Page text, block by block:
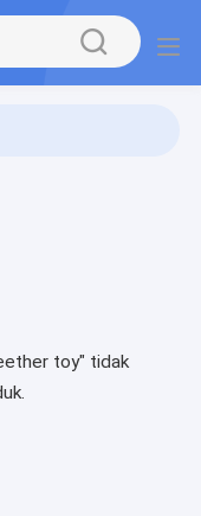
toy" tidak